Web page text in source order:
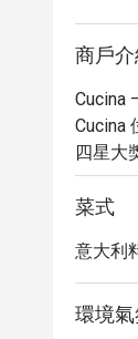
商戶介
Cucina
Cucina
四星大
壯麗美
必試推
海鮮塔
佳！
迷你鵝
菜式
意大利
環境